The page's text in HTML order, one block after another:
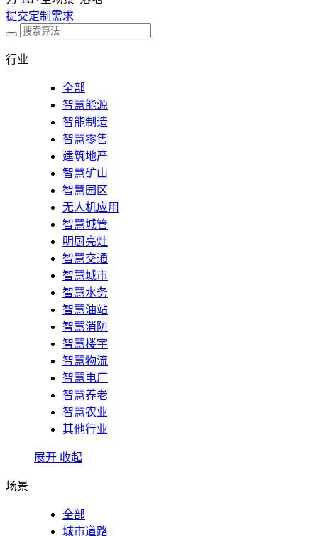
提交定制需求
行业
全部
智慧能源
智能制造
智慧零售
建筑地产
智慧矿山
智慧园区
无人机应用
智慧城管
明厨亮灶
智慧交通
智慧城市
智慧水务
智慧油站
智慧消防
智慧楼宇
智慧物流
智慧电厂
智慧养老
智慧农业
其他行业
展开 收起
场景
全部
城市道路